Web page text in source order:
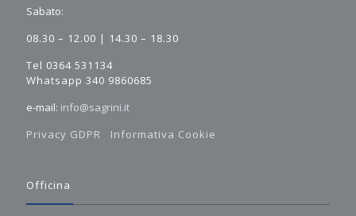
Sabato:
08.30 – 12.00 | 14.30 – 18.30
Tel 0364 531134
Whatsapp 340 9860685
e-mail: info@sagrini.it
Privacy GDPR
Informativa Cookie
Officina